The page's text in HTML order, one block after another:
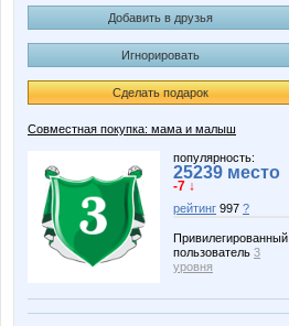
Добавить в друзья
Игнорировать
Сделать подарок
Совместная покупка: мама и малыш
популярность:
25239 место
-7 ↓
рейтинг 997 ?
Привилегированный
пользователь 3
уровня